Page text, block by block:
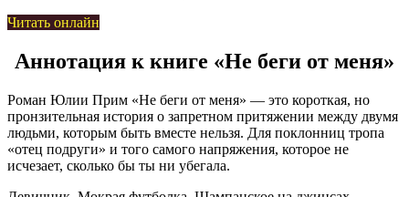
Читать онлайн
Аннотация к книге «Не беги от меня»
Роман Юлии Прим «Не беги от меня» — это короткая, но
пронзительная история о запретном притяжении между двумя
людьми, которым быть вместе нельзя. Для поклонниц тропа
«отец подруги» и того самого напряжения, которое не
исчезает, сколько бы ты ни убегала.